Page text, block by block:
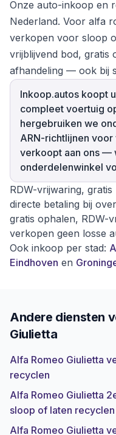
Onze auto-inkoop en
Nederland. Voor alfa
verkopen voor sloop
vrijblijvend bod, gratis
afhandeling — ook bij
Inkoop.autos koopt
compleet voertuig
hergebruiken we
ARN-richtlijnen
verkoopt aan ons —
onderdelenwinkel
RDW-vrijwaring,
directe betaling bij
gratis ophalen, RDW-
verkopen geen losse
Ook inkoop per stad:
Eindhoven en
Andere diensten
Giulietta
Alfa Romeo Giulietta
recyclen
Alfa Romeo Giulietta
sloop of laten recyclen
Alfa Romeo Giulietta